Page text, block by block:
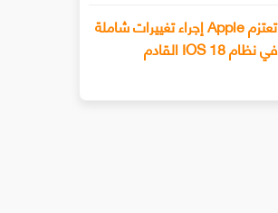
تعتزم Apple إجراء تغييرات شاملة
في نظام IOS 18 القادم